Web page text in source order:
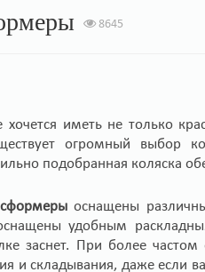
8645
иметь не только
огромный выбор
подобранная коляска
оснащены
удобным
заснет. При более
и складывания, даже если